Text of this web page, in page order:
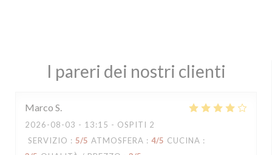
I pareri dei nostri clienti
Marco S
2026-08-03 - 13:15 - OSPITI 2
SERVIZIO : 5/5 ATMOSFERA : 4/5 CUCINA :